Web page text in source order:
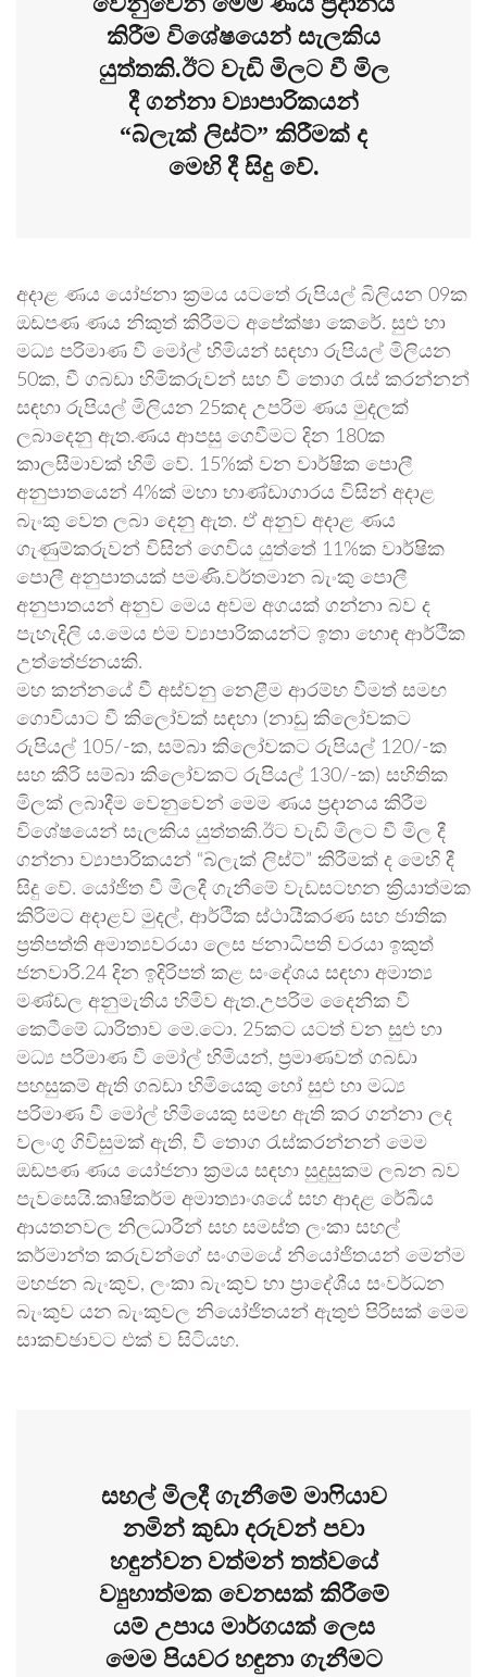
කිරීම විශේෂයෙන් සැලකිය
යුත්තකි.ඊට වැඩි මිලට වී මිල
දී ගන්නා ව්‍යාපාරිකයන්
“බ්ලැක් ලිස්ට්” කිරීමක් ද
මෙහි දී සිදු වේ.
අදාළ ණය යෝජනා ක්‍රමය යටතේ රුපියල් බිලියන 09ක
ඔඩපණ ණය නිකුත් කිරීමට අපේක්ෂා කෙරේ. සුළු හා
මධ්‍ය පරිමාණ වී මෝල් හිමියන් සඳහා රුපියල් මිලියන
50ක, වී ගබඩා හිමිකරුවන් සහ වී තොග රැස් කරන්නන්
සඳහා රුපියල් මිලියන 25කද උපරිම ණය මුදලක්
ලබාදෙනු ඇත.ණය ආපසු ගෙවීමට දින 180ක
කාලසීමාවක් හිමි වේ. 15%ක් වන වාර්ෂික පොලී
අනුපාතයෙන් 4%ක් මහා භාණ්ඩාගාරය විසින් අදාළ
බැංකු වෙත ලබා දෙනු ඇත. ඒ අනුව අදාළ ණය
ගැණුම්කරුවන් විසින් ගෙවිය යුත්තේ 11%ක වාර්ෂික
පොලී අනුපාතයක් පමණි.වර්තමාන බැංකු පොලී
අනුපාතයන් අනුව මෙය අවම අගයක් ගන්නා බව ද
පැහැදිලි ය.මෙය එම ව්‍යාපාරිකයන්ට ඉතා හොඳ ආර්ථික
උත්තේජනයකි.
මහ කන්නයේ වී අස්වනු නෙළීම ආරම්භ වීමත් සමඟ
ගොවියාට වී කිලෝවක් සඳහා (නාඩු කිලෝවකට
රුපියල් 105/-ක, සම්බා කිලෝවකට රුපියල් 120/-ක
සහ කීරි සම්බා කිලෝවකට රුපියල් 130/-ක) සහිතික
මිලක් ලබාදීම වෙනුවෙන් මෙම ණය ප්‍රදානය කිරීම
විශේෂයෙන් සැලකිය යුත්තකි.ඊට වැඩි මිලට වී මිල දී
ගන්නා ව්‍යාපාරිකයන් “බ්ලැක් ලිස්ට්” කිරීමක් ද මෙහි දී
සිදු වේ. යෝජිත වී මිලදී ගැනීමේ වැඩසටහන ක්‍රියාත්මක
කිරිමට අදාළව මුදල්, ආර්ථික ස්ථායීකරණ සහ ජාතික
ප්‍රතිපත්ති අමාත්‍යවරයා ලෙස ජනාධිපති වරයා ඉකුත්
ජනවාරි.24 දින ඉදිරිපත් කළ සංදේශය සඳහා අමාත්‍ය
මණ්ඩල අනුමැතිය හිමිව ඇත.උපරිම දෛනික වී
කෙටීමේ ධාරිතාව මෙ.ටො. 25කට යටත් වන සුළු හා
මධ්‍ය පරිමාණ වී මෝල් හිමියන්, ප්‍රමාණවත් ගබඩා
පහසුකම් ඇති ගබඩා හිමියෙකු හෝ සුළු හා මධ්‍ය
පරිමාණ වී මෝල් හිමියෙකු සමඟ ඇති කර ගන්නා ලද
වලංගු ගිවිසුමක් ඇති, වී තොග රැස්කරන්නන් මෙම
ඔඩපණ ණය යෝජනා ක්‍රමය සඳහා සුදුසුකම ලබන බව
පැවසෙයි.කෘෂිකර්ම අමාත්‍යාංශයේ සහ ආදළ රේඛීය
ආයතනවල නිලධාරීන් සහ සමස්ත ලංකා සහල්
කර්මාන්ත කරුවන්ගේ සංගමයේ නියෝජිතයන් මෙන්ම
මහජන බැංකුව, ලංකා බැංකුව හා ප්‍රාදේශීය සංවර්ධන
බැංකුව යන බැංකුවල නියෝජිතයන් ඇතුළු පිරිසක් මෙම
සාකච්ඡාවට එක් ව සිටියහ.
සහල් මිලදී ගැනීමේ මාෆියාව
නමින් කුඩා දරුවන් පවා
හඳුන්වන වත්මන් තත්වයේ
ව්‍යුහාත්මක වෙනසක් කිරීමේ
යම් උපාය මාර්ගයක් ලෙස
මෙම පියවර හඳුනා ගැනීමට